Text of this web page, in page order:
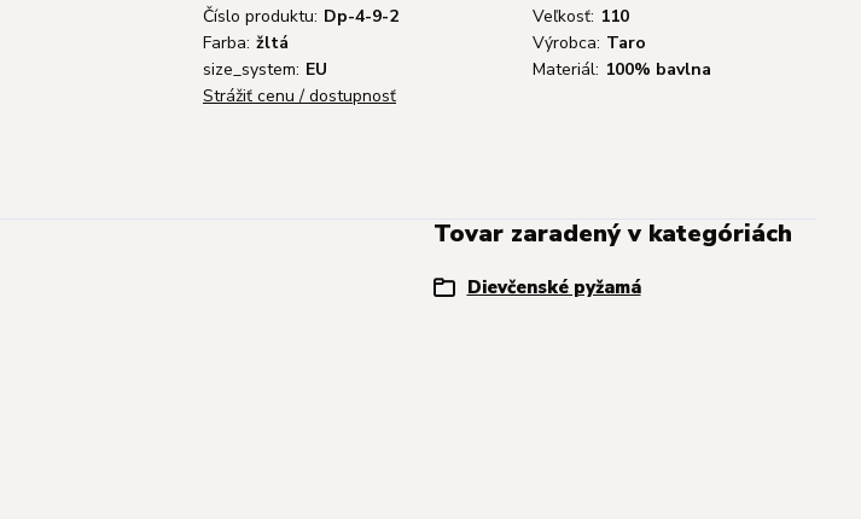
Číslo produktu: Dp-4-9-2 Veľkosť: 110
Farba: žltá Výrobca: Taro
size_system: EU Materiál: 100% bavlna
Strážiť cenu / dostupnosť
Tovar zaradený v kategóriách
Dievčenské pyžamá